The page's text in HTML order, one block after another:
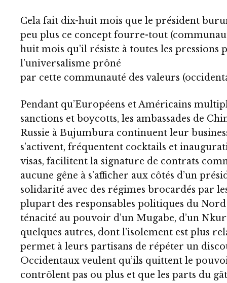
Cela fait dix-huit mois que le président
peu plus ce concept fourre-tout
huit mois qu’il résiste à toutes les pressions
l’universalisme prôné
par cette communauté des valeurs
Pendant qu’Européens et Américains
sanctions et boycotts, les ambassades de
Russie à Bujumbura continuent leur
s’activent, fréquentent cocktails et
visas, facilitent la signature de contrats
aucune gêne à s’afficher aux côtés d’un
solidarité avec des régimes brocardés par
plupart des responsables politiques du
ténacité au pouvoir d’un Mugabe, d’un
quelques autres, dont l’isolement est plus
permet à leurs partisans de répéter un
Occidentaux veulent qu’ils quittent le
contrôlent pas ou plus et que les parts du